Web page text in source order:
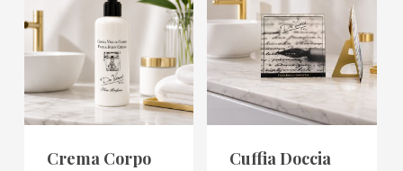
varianti.
Le
opzioni
possono
essere
nella
varianti.
opzioni
possono
essere
nella
Crema Corpo
Cuffia Doccia